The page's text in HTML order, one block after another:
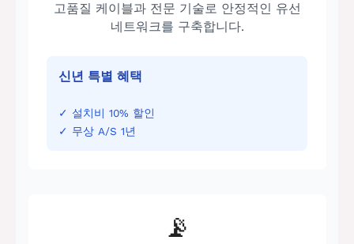
고품질 케이블과 전문 기술로 안정적인 유선
네트워크를 구축합니다.
신년 특별 혜택
✓ 설치비 10% 할인
✓ 무상 A/S 1년
📡